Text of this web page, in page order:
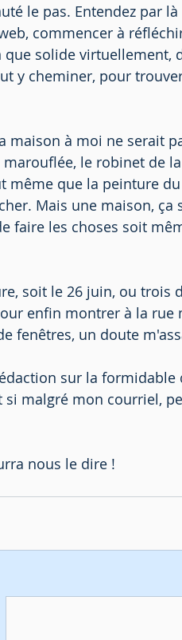
le pas. Entendez par
commencer à
que solide
y cheminer, pour
maison à moi ne serait
le robinet de
même que la peinture
Mais une maison, ça
faire les choses soit
soit le 26 juin, ou trois
enfin montrer à la rue
fenêtres, un doute
sur la
si malgré mon courriel,
nous le dire !